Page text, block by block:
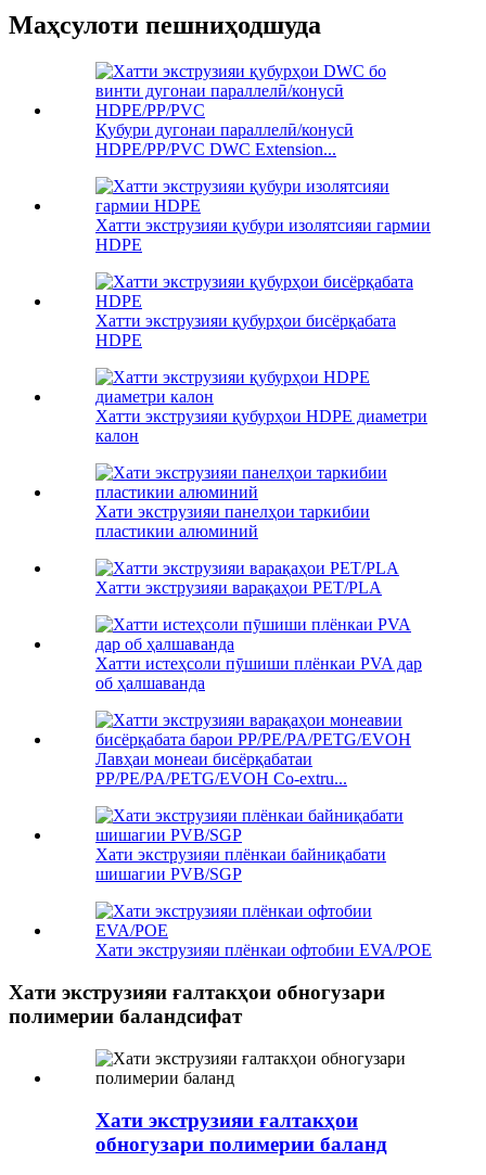
Маҳсулоти пешниҳодшуда
Қубури дугонаи параллелӣ/конусӣ
HDPE/PP/PVC DWC Extension...
Хатти экструзияи қубури изолятсияи гармии
HDPE
Хатти экструзияи қубурҳои бисёрқабата
HDPE
Хатти экструзияи қубурҳои HDPE диаметри
калон
Хати экструзияи панелҳои таркибии
пластикии алюминий
Хатти экструзияи варақаҳои PET/PLA
Хатти истеҳсоли пӯшиши плёнкаи PVA дар
об ҳалшаванда
Лавҳаи монеаи бисёрқабатаи
PP/PE/PA/PETG/EVOH Co-extru...
Хати экструзияи плёнкаи байниқабати
шишагии PVB/SGP
Хати экструзияи плёнкаи офтобии EVA/POE
Хати экструзияи ғалтакҳои обногузари
полимерии баландсифат
Хати экструзияи ғалтакҳои
обногузари полимерии баланд